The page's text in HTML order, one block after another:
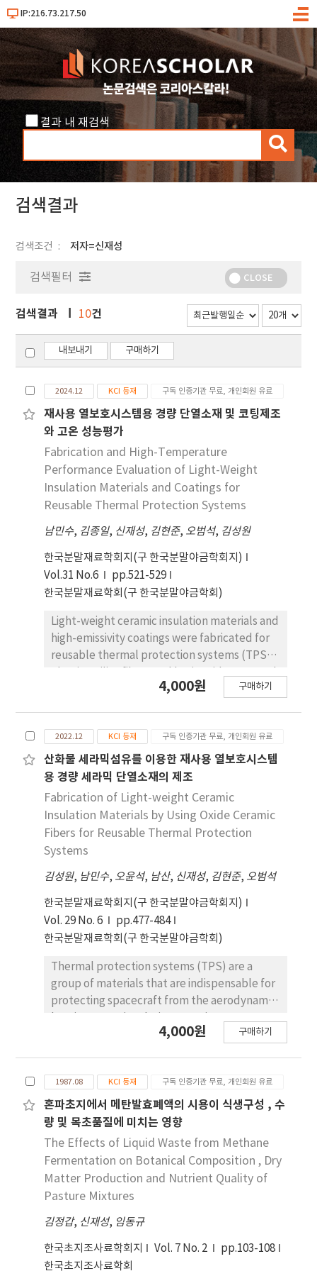
IP:216.73.217.50
메
결과 내 재검색
검
색
검색결과
검색조건 저자=신재성
검색필터 CLOSE
검색결과 10건
내보내기 구매하기
2024.12 KCI 등재 구독 인증기관 무료, 개인회원 유료
재사용 열보호시스템용 경량 단열소재 및 코팅제조
와 고온 성능평가
Fabrication and High-Temperature
Performance Evaluation of Light-Weight
Insulation Materials and Coatings for
Reusable Thermal Protection Systems
남민수, 김종일, 신재성, 김현준, 오범석, 김성원
한국분말재료학회지(구 한국분말야금학회지)
Vol.31 No.6
pp.521-529
한국분말재료학회(구 한국분말야금학회)
Light-weight ceramic insulation materials and
high-emissivity coatings were fabricated for
reusable thermal protection systems (TPS).
to fabricate the insulation, which was heat
and SiB6 was applied via dip-and-spray
coating methods and heat-treated at 1100°C.
Testing in a high-velocity oxygen fuel
environment at temperatures over 1100 °C
for 120 seconds showed that the rigid
structures withstood the flame robustly. The
confirmed by scanning electron microscopy,
energy-dispersive X-ray spectroscopy, and X-
oxidation of TaSi2 occurred, thereby
increasing the Ta2O5 and SiO2 phases, no
significant phase changes or performance
degradation were observed. These results
demonstrate the potential of these
materials for reusable TPS applications in
extreme thermal environments.
4,000원 구매하기
2022.12 KCI 등재 구독 인증기관 무료, 개인회원 유료
산화물 세라믹섬유를 이용한 재사용 열보호시스템
용 경량 세라믹 단열소재의 제조
Fabrication of Light-weight Ceramic
Insulation Materials by Using Oxide Ceramic
Fibers for Reusable Thermal Protection
Systems
김성원, 남민수, 오윤석, 남산, 신재성, 김현준, 오범석
한국분말재료학회지(구 한국분말야금학회지)
Vol. 29 No. 6
pp.477-484
한국분말재료학회(구 한국분말야금학회)
Thermal protection systems (TPS) are a
group of materials that are indispensable for
protecting spacecraft from the aerodynamic
atmosphere. Among candidate materials for
ceramic insulation materials, such as alumina
enhanced thermal barrier (AETB), are
fabricated via typical ceramic processing
from ceramic fiber and additives. Mixtures of
silica and alumina fibers are used as raw
materials, with the addition of B4C to bind
fibers together. Reaction-cured glass is also
functionality or high emissivity. Some issues,
AETB, and processing difficulties in the
4,000원 구매하기
1987.08 KCI 등재 구독 인증기관 무료, 개인회원 유료
혼파초지에서 메탄발효폐액의 시용이 식생구성 , 수
량 및 목초품질에 미치는 영향
The Effects of Liquid Waste from Methane
Fermentation on Botanical Composition , Dry
Matter Production and Nutrient Quality of
Pasture Mixtures
김정갑, 신재성, 임동규
한국초지조사료학회지 Vol. 7 No. 2
pp.103-108
한국초지조사료학회